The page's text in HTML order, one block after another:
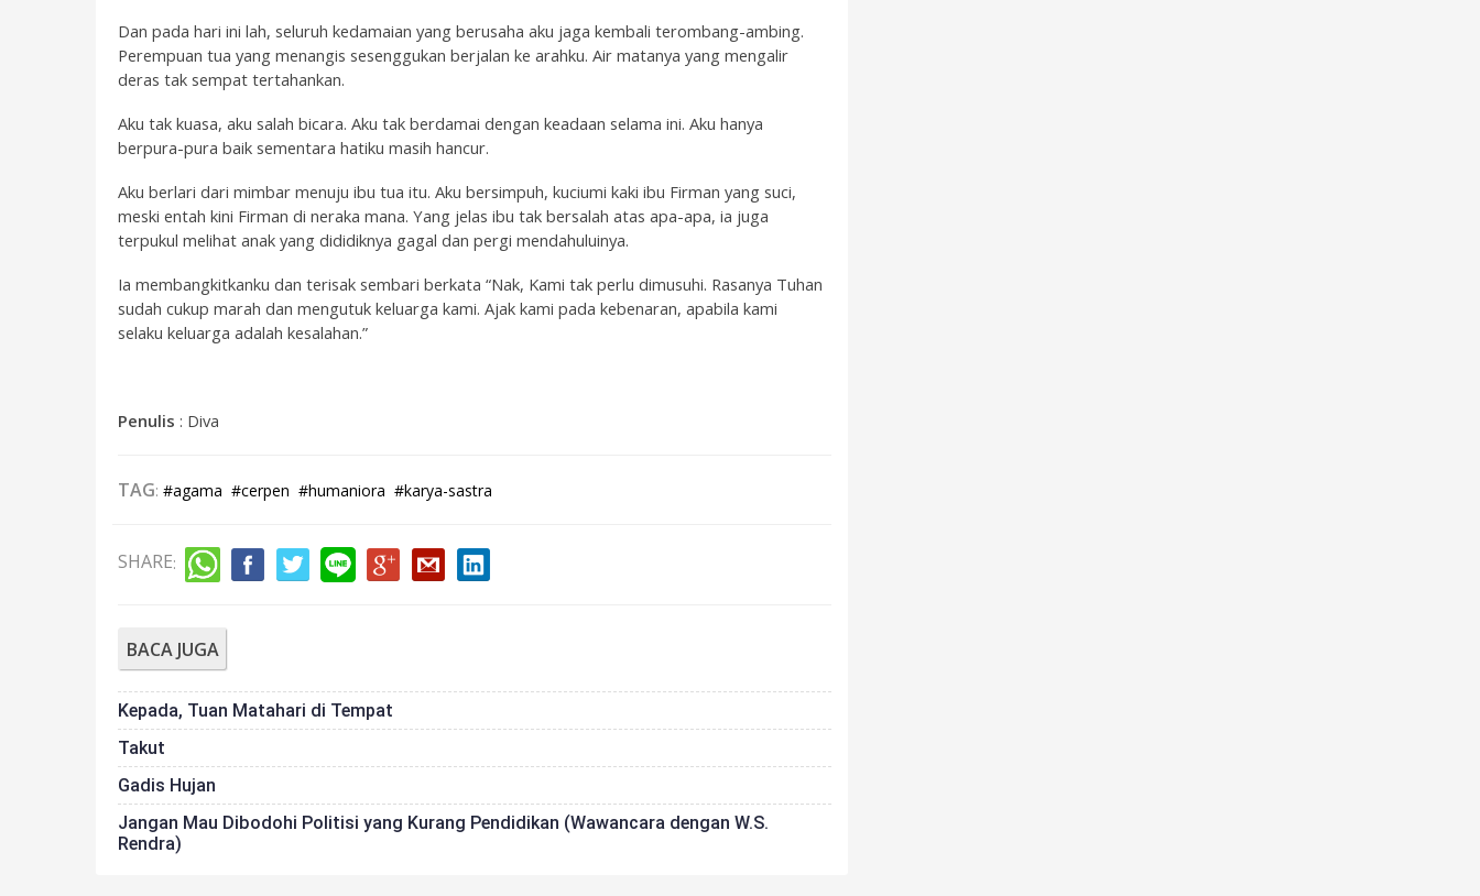
Dan pada hari ini lah, seluruh kedamaian yang berusaha aku jaga kembali terombang-ambing.
Perempuan tua yang menangis sesenggukan berjalan ke arahku. Air matanya yang mengalir
deras tak sempat tertahankan.
Aku tak kuasa, aku salah bicara. Aku tak berdamai dengan keadaan selama ini. Aku hanya
berpura-pura baik sementara hatiku masih hancur.
Aku berlari dari mimbar menuju ibu tua itu. Aku bersimpuh, kuciumi kaki ibu Firman yang suci,
meski entah kini Firman di neraka mana. Yang jelas ibu tak bersalah atas apa-apa, ia juga
terpukul melihat anak yang dididiknya gagal dan pergi mendahuluinya.
Ia membangkitkanku dan terisak sembari berkata “Nak, Kami tak perlu dimusuhi. Rasanya Tuhan
sudah cukup marah dan mengutuk keluarga kami. Ajak kami pada kebenaran, apabila kami
selaku keluarga adalah kesalahan.”
Penulis : Diva
TAG: #agama #cerpen #humaniora #karya-sastra
SHARE:
BACA JUGA
Kepada, Tuan Matahari di Tempat
Takut
Gadis Hujan
Jangan Mau Dibodohi Politisi yang Kurang Pendidikan (Wawancara dengan W.S.
Rendra)